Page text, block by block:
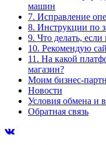
машин
7. Исправление
8. Инструкции по
9. Что делать, если
10. Рекомендую
11. На какой
магазин?
Моим бизнес-
Новости
Условия обмена и
Обратная связь